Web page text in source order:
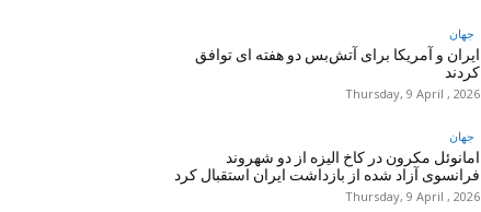
جهان
ایران و آمریکا برای آتش‌بس دو هفته‌ ای توافق
کردند
Thursday, 9 April , 2026
جهان
امانوئل مکرون در کاخ الیزه از دو شهروند
فرانسوی آزاد شده از بازداشت ایران استقبال کرد
Thursday, 9 April , 2026